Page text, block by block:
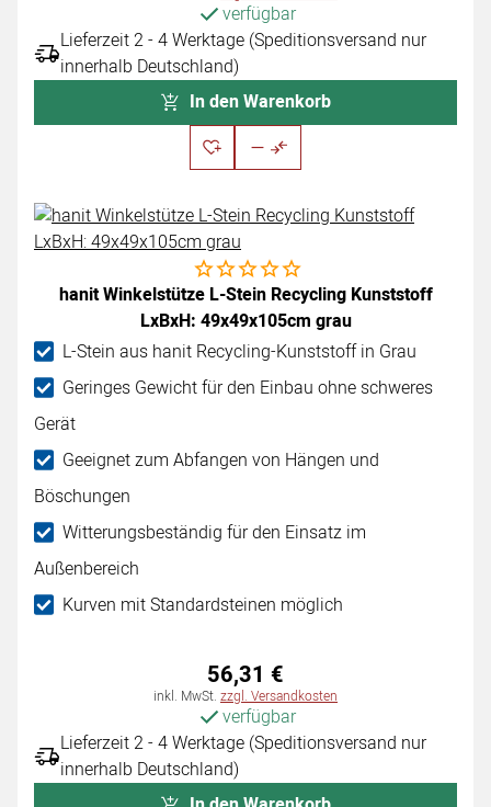
verfügbar
Lieferzeit 2 - 4 Werktage (Speditionsversand nur
innerhalb Deutschland)
In den Warenkorb
Noch keine Bewertungen abgegeben
hanit Winkelstütze L-Stein Recycling Kunststoff
LxBxH: 49x49x105cm grau
L-Stein aus hanit Recycling-Kunststoff in Grau
Geringes Gewicht für den Einbau ohne schweres
Gerät
Geeignet zum Abfangen von Hängen und
Böschungen
Witterungsbeständig für den Einsatz im
Außenbereich
Kurven mit Standardsteinen möglich
56,31 €
Steuerhinweis:
inkl. MwSt. zzgl. Versandkosten
verfügbar
Lieferzeit 2 - 4 Werktage (Speditionsversand nur
innerhalb Deutschland)